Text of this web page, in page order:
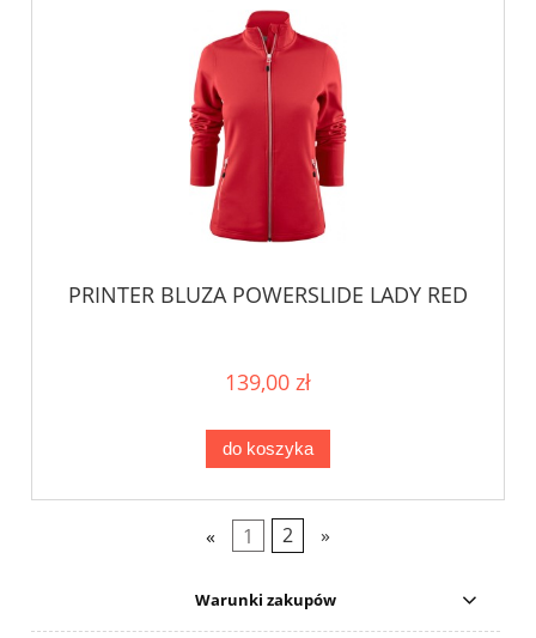
PRINTER BLUZA POWERSLIDE LADY RED
139,00 zł
do koszyka
« 1 2 »
Warunki zakupów